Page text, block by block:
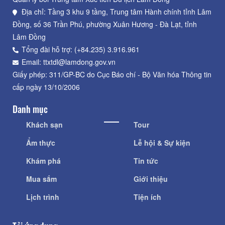
Địa chỉ: Tầng 3 khu 9 tầng, Trung tâm Hành chính tỉnh Lâm
Đồng, số 36 Trần Phú, phường Xuân Hương - Đà Lạt, tỉnh
Lâm Đồng
Tổng đài hỗ trợ: (+84.235) 3.916.961
Email: ttxtdl@lamdong.gov.vn
Giấy phép: 311/GP-BC do Cục Báo chí - Bộ Văn hóa Thông tin
cấp ngày 13/10/2006
Danh mục
Khách sạn
Ẩm thực
Khám phá
Mua sắm
Lịch trình
Tour
Lễ hội & Sự kiện
Tin tức
Giới thiệu
Tiện ích